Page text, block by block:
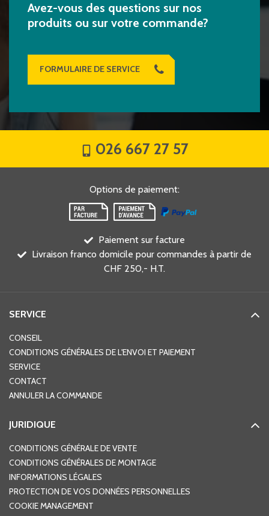
Avez-vous des questions sur nos
produits ou sur votre commande?
FORMULAIRE DE SERVICE
026 667 27 57
Options de paiement:
Paiement sur facture
Livraison franco domicile pour commandes à partir de
CHF 250,- H.T.
SERVICE
CONSEIL
CONDITIONS GÉNÉRALES DE L'ENVOI ET PAIEMENT
SERVICE
CONTACT
ANNULER LA COMMANDE
JURIDIQUE
CONDITIONS GÉNÉRALE DE VENTE
CONDITIONS GÉNÉRALES DE MONTAGE
INFORMATIONS LÉGALES
PROTECTION DE VOS DONNÉES PERSONNELLES
COOKIE MANAGEMENT